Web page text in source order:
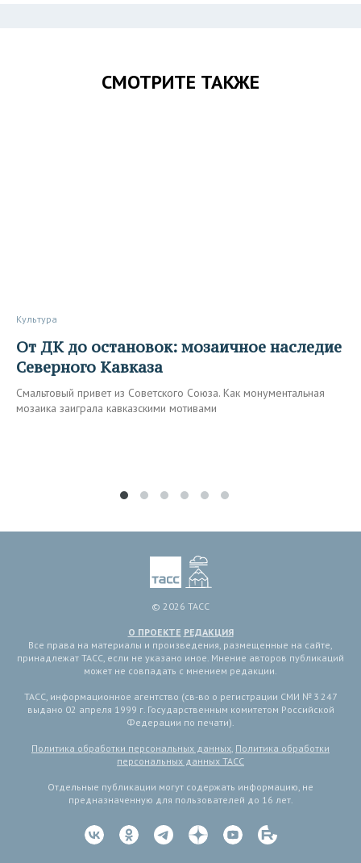
СМОТРИТЕ ТАКЖЕ
Культура
От ДК до остановок: мозаичное наследие
Северного Кавказа
Смальтовый привет из Советского Союза. Как монументальная
мозаика заиграла кавказскими мотивами
© 2026 ТАСС
О ПРОЕКТЕ РЕДАКЦИЯ
Все права на материалы и произведения, размещенные на сайте,
принадлежат ТАСС, если не указано иное. Мнение авторов публикаций
может не совпадать с мнением редакции.
ТАСС, информационное агентство (св-во о регистрации СМИ № 3 247
выдано 02 апреля 1999 г. Государственным комитетом Российской
Федерации по печати).
Политика обработки персональных данных Политика обработки
персональных данных ТАСС
Отдельные публикации могут содержать информацию, не
предназначенную для пользователей до 16 лет.